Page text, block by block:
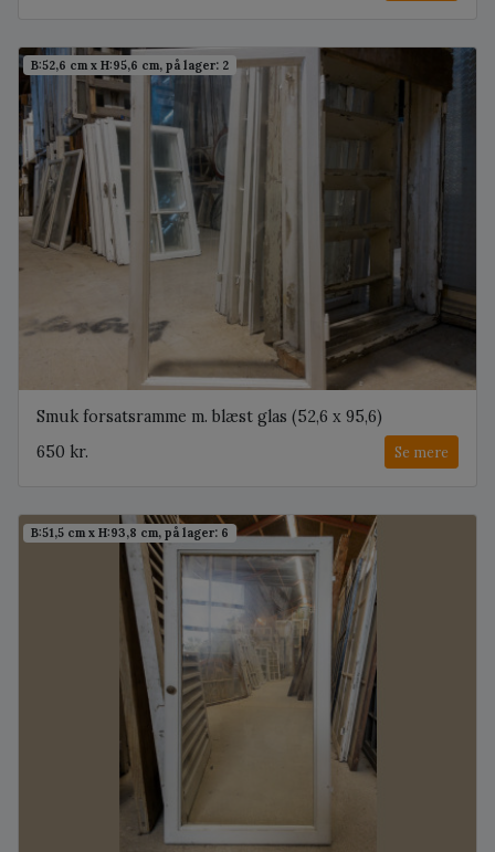
B:52,6 cm x H:95,6 cm, på lager: 2
Smuk forsatsramme m. blæst glas (52,6 x 95,6)
650 kr.
Se mere
B:51,5 cm x H:93,8 cm, på lager: 6